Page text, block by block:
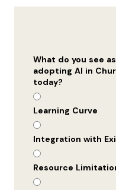
What do you see
adopting AI in
today?
Learning Curve
Integration with
Resource